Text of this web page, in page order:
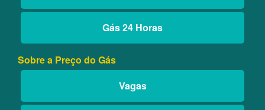
Gás 24 Horas
Sobre a Preço do Gás
Vagas